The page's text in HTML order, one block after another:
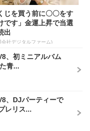
じを買う前に〇〇をす
です」金運上昇で当選
出
会社デジタルファーム)
、初ミニアルバム
青...
、DJパーティーで
レリス...